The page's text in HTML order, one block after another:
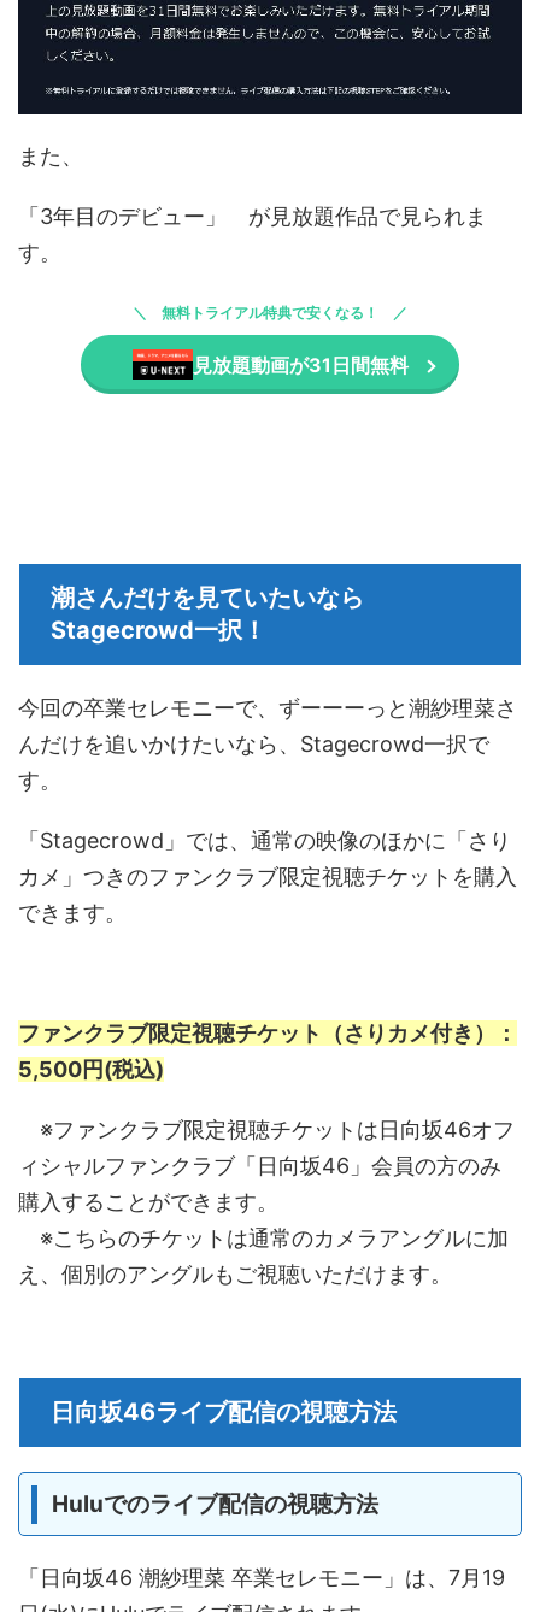
また、
「3年目のデビュー」 が見放題作品で見られま
す。
無料トライアル特典で安くなる！
見放題動画が31日間無料
潮さんだけを見ていたいなら
Stagecrowd一択！
今回の卒業セレモニーで、ずーーーっと潮紗理菜さ
んだけを追いかけたいなら、Stagecrowd一択で
す。
「Stagecrowd」では、通常の映像のほかに「さり
カメ」つきのファンクラブ限定視聴チケットを購入
できます。
ファンクラブ限定視聴チケット（さりカメ付き）：
5,500円(税込)
※ファンクラブ限定視聴チケットは日向坂46オフ
ィシャルファンクラブ「日向坂46」会員の方のみ
購入することができます。
※こちらのチケットは通常のカメラアングルに加
え、個別のアングルもご視聴いただけます。
日向坂46ライブ配信の視聴方法
Huluでのライブ配信の視聴方法
「日向坂46 潮紗理菜 卒業セレモニー」は、7月19